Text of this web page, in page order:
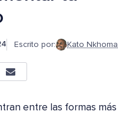
Escrito por:
Kato Nkhoma
entre las formas más